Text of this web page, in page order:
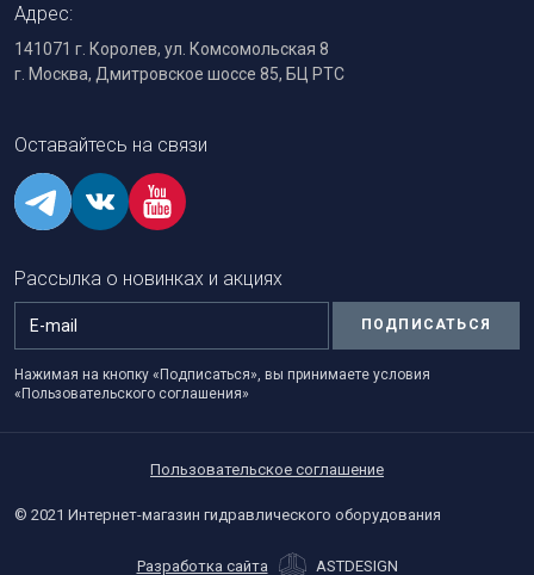
Адрес:
141071 г. Королев, ул. Комсомольская 8
г. Москва, Дмитровское шоссе 85, БЦ РТС
Оставайтесь на связи
Рассылка о новинках и акциях
ПОДПИСАТЬСЯ
Нажимая на кнопку «Подписаться», вы принимаете условия
«Пользовательского соглашения»
Пользовательское соглашение
© 2021 Интернет-магазин гидравлического оборудования
Разработка сайта ASTDESIGN